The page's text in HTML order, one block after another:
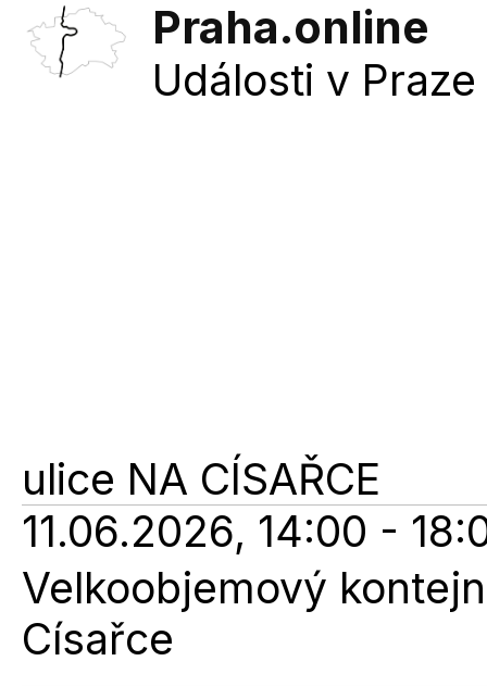
Praha.online
Události v
ulice NA CÍSAŘCE
11.06.2026, 14:00 -
Velkoobjemový
Císařce